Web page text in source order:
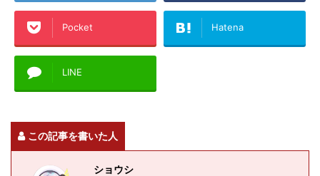
Pocket Hatena
LINE
この記事を書いた人
ショウシ